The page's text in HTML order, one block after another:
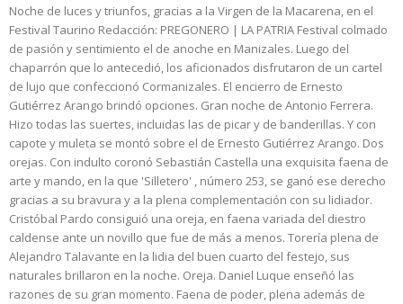
Noche de luces y triunfos, gracias a la Virgen de la Macarena, en el
Festival Taurino Redacción: PREGONERO | LA PATRIA Festival colmado
de pasión y sentimiento el de anoche en Manizales. Luego del
chaparrón que lo antecedió, los aficionados disfrutaron de un cartel
de lujo que confeccionó Cormanizales. El encierro de Ernesto
Gutiérrez Arango brindó opciones. Gran noche de Antonio Ferrera.
Hizo todas las suertes, incluidas las de picar y de banderillas. Y con
capote y muleta se montó sobre el de Ernesto Gutiérrez Arango. Dos
orejas. Con indulto coronó Sebastián Castella una exquisita faena de
arte y mando, en la que 'Silletero' , número 253, se ganó ese derecho
gracias a su bravura y a la plena complementación con su lidiador.
Cristóbal Pardo consiguió una oreja, en faena variada del diestro
caldense ante un novillo que fue de más a menos. Torería plena de
Alejandro Talavante en la lidia del buen cuarto del festejo, sus
naturales brillaron en la noche. Oreja. Daniel Luque enseñó las
razones de su gran momento. Faena de poder, plena además de